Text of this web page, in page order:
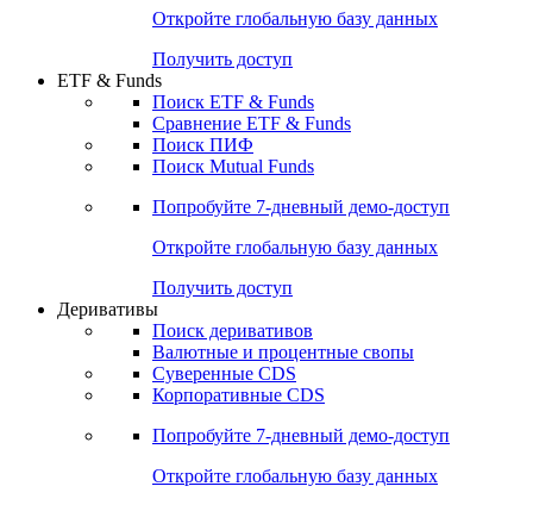
Откройте глобальную базу данных
Получить доступ
ETF & Funds
Поиск ETF & Funds
Сравнение ETF & Funds
Поиск ПИФ
Поиск Mutual Funds
Попробуйте 7-дневный демо-доступ
Откройте глобальную базу данных
Получить доступ
Деривативы
Поиск деривативов
Валютные и процентные свопы
Суверенные CDS
Корпоративные CDS
Попробуйте 7-дневный демо-доступ
Откройте глобальную базу данных